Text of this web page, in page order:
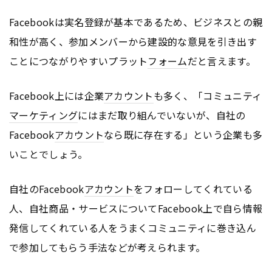
Facebookは実名登録が基本であるため、ビジネスとの親
和性が高く、参加メンバーから建設的な意見を引き出す
ことにつながりやすいプラットフォームだと言えます。
Facebook上には企業アカウントも多く、「コミュニティ
マーケティングにはまだ取り組んでいないが、自社の
Facebookアカウントなら既に存在する」という企業も多
いことでしょう。
自社のFacebookアカウントをフォローしてくれている
人、自社商品・サービスについてFacebook上で自ら情報
発信してくれている人をうまくコミュニティに巻き込ん
で参加してもらう手法などが考えられます。